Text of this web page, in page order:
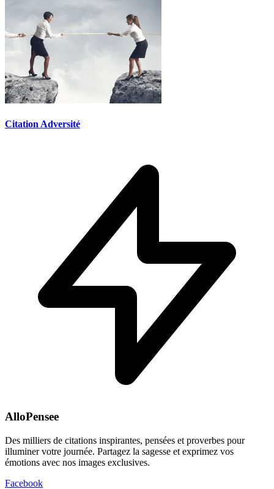
Citation Adversité
AlloPensee
Des milliers de citations inspirantes, pensées et proverbes pour
illuminer votre journée. Partagez la sagesse et exprimez vos
émotions avec nos images exclusives.
Facebook